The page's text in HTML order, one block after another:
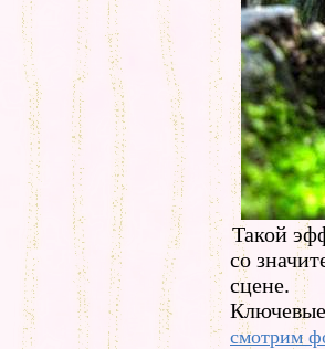
Такой
со
сцене.
смотрим